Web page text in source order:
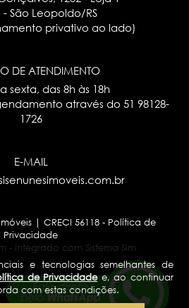
e tecnologias semelhantes de
de Privacidadee, ao continuar
com estas condições.
São Leopoldo/RS
privativo ao lado)
DE ATENDIMENTO
sexta, das 8h às 18h
através do51 98128-
1726
E-MAIL
| CRECI 56118 - Política de
Privacidade
- integrado com Sistema Sim